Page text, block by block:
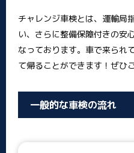
チャレンジ車検とは、運輸局
い、さらに整備保障付きの安
なっております。車で来られ
て帰ることができます！ぜひ
一般的な車検の流れ